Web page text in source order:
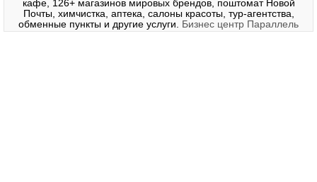
кафе, 126+ магазинов мировых брендов, поштомат Новой
Почты, химчистка, аптека, салоны красоты, тур-агентства,
обменные пункты и другие услуги. Бизнес центр Параллель